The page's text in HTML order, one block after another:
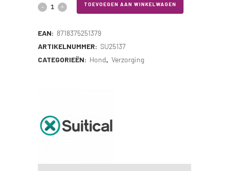
Recovery
B
Camo
TOEVOEGEN AAN WINKELWAGEN
EAN: 8718375251379
ARTIKELNUMMER: SU25137
CATEGORIEËN: Hond, Verzorging